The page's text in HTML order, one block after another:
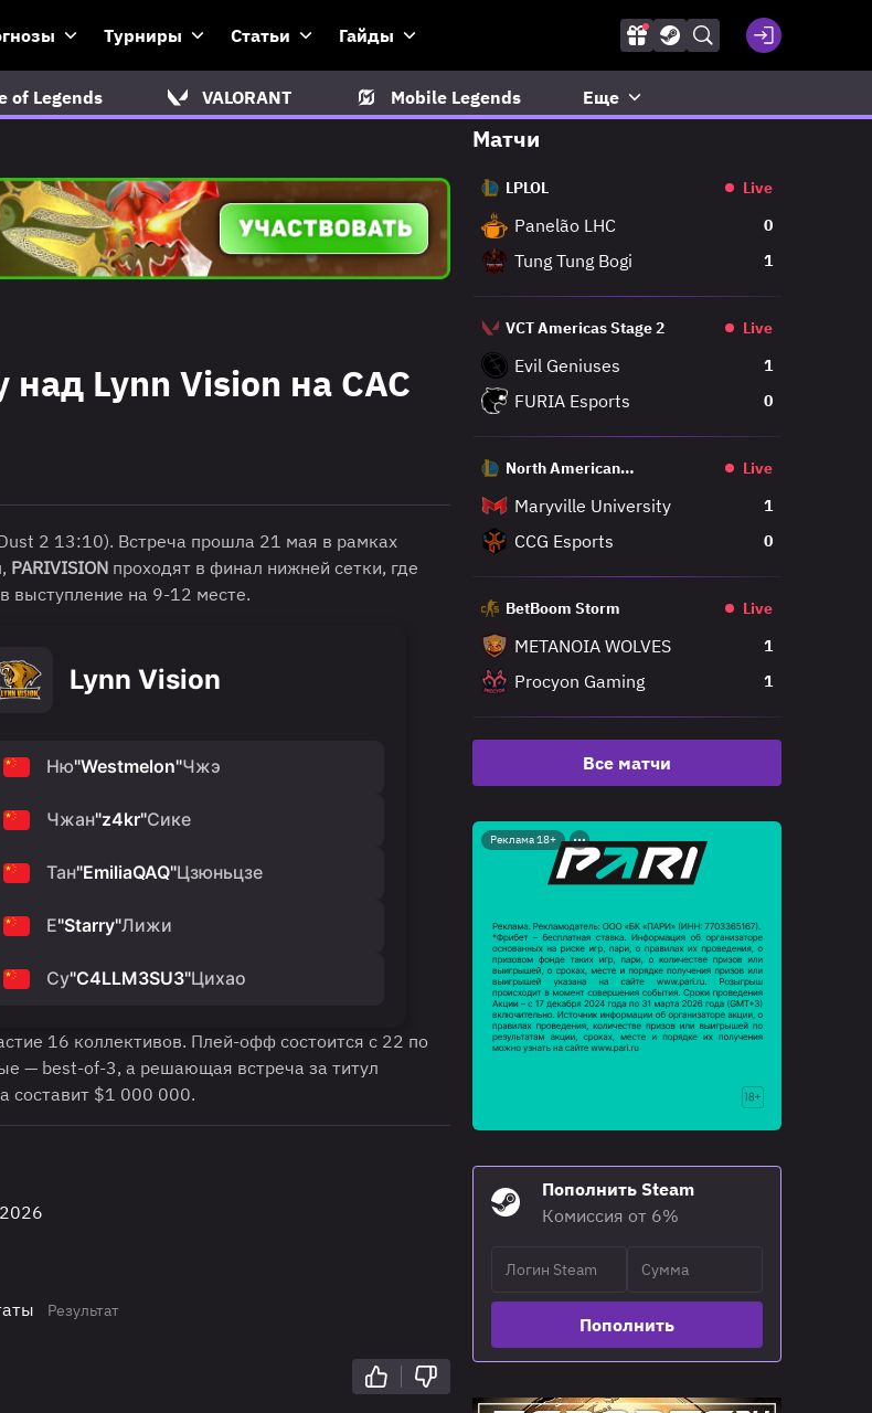
Турниры Статьи Гайды
of Legends VALORANT Mobile Legends Еще
Lynn Vision на CAC
2 13:10). Встреча прошла 21 мая в рамках
PARIVISION проходят в финал нижней сетки, где
выступление на 9-12 месте.
Lynn Vision
Ню"Westmelon"Чжэ
Чжан"z4kr"Сике
Тан"EmiliaQAQ"Цзюньцзе
Е"Starry"Лижи
Су"C4LLM3SU3"Цихао
16 коллективов. Плей-офф состоится с 22 по
— best-of-3, а решающая встреча за титул
составит $1 000 000.
Результат
Матчи
LPLOL Live
Panelão LHC 0
Tung Tung Bogi 1
VCT Americas Stage 2 Live
Evil Geniuses 1
FURIA Esports 0
North American
Live
Maryville University 1
CCG Esports 0
BetBoom Storm Live
METANOIA WOLVES 1
Procyon Gaming 1
Все матчи
Реклама 18+
Пополнить Steam
Комиссия от 6%
Пополнить